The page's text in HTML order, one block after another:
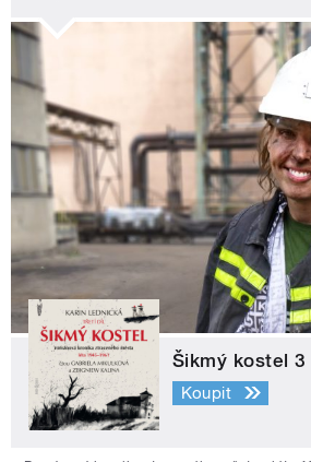
Šikmý kostel 3
Koupit